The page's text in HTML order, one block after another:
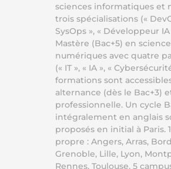
sciences informatiques et
trois spécialisations («
SysOps », « Développeur
Mastère (Bac+5) en
numériques avec quatre
(« IT », « IA », «
formations sont
alternance (dès le Bac+3)
professionnelle. Un cycle
intégralement en anglais
proposés en initial à Paris.
propre : Angers, Arras,
Grenoble, Lille, Lyon,
Rennes, Toulouse. 5